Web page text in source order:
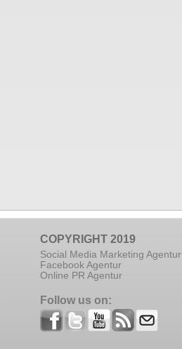
COPYRIGHT 2019
Social Media Marketing Agentur
Facebook Agentur
Online PR Agentur
Follow us on: